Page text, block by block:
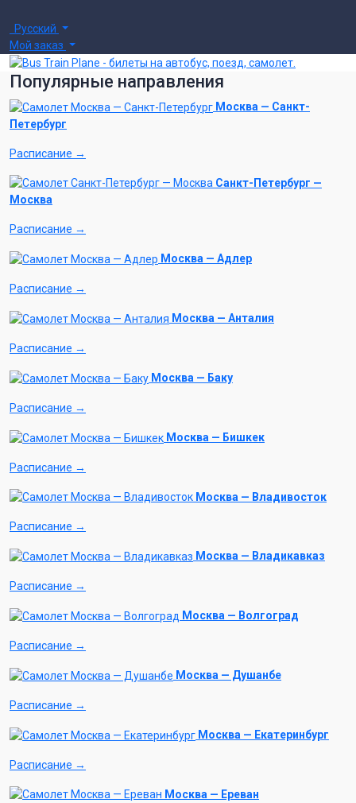
Русский
Мой заказ
Популярные направления
Москва — Санкт-
Петербург
Расписание →
Санкт-Петербург —
Москва
Расписание →
Москва — Адлер
Расписание →
Москва — Анталия
Расписание →
Москва — Баку
Расписание →
Москва — Бишкек
Расписание →
Москва — Владивосток
Расписание →
Москва — Владикавказ
Расписание →
Москва — Волгоград
Расписание →
Москва — Душанбе
Расписание →
Москва — Екатеринбург
Расписание →
Москва — Ереван